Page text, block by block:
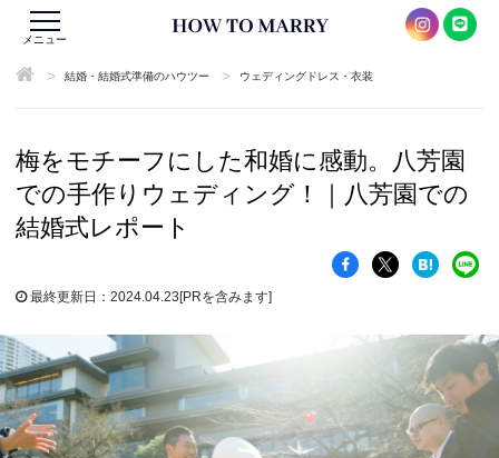
メニュー
> 結婚・結婚式準備のハウツー > ウェディングドレス・衣装
梅をモチーフにした和婚に感動。八芳園
での手作りウェディング！｜八芳園での
結婚式レポート
最終更新日：2024.04.23[PRを含みます]